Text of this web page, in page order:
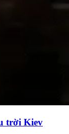
trời Kiev